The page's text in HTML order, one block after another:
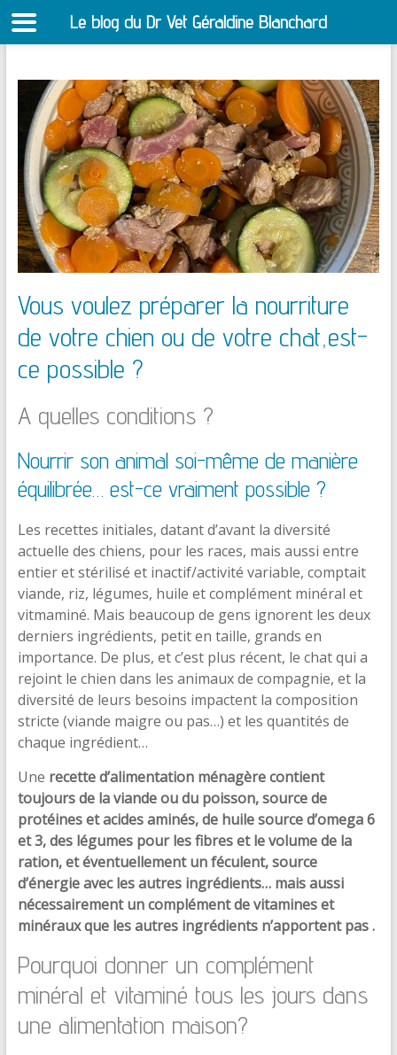
contenu
Vous voulez préparer la nourriture
de votre chien ou de votre chat,est-
ce possible ?
A quelles conditions ?
Nourrir son animal soi-même de manière
équilibrée… est-ce vraiment possible ?
Les recettes initiales, datant d’avant la diversité
actuelle des chiens, pour les races, mais aussi entre
entier et stérilisé et inactif/activité variable, comptait
viande, riz, légumes, huile et complément minéral et
vitmaminé. Mais beaucoup de gens ignorent les deux
derniers ingrédients, petit en taille, grands en
importance. De plus, et c’est plus récent, le chat qui a
rejoint le chien dans les animaux de compagnie, et la
diversité de leurs besoins impactent la composition
stricte (viande maigre ou pas…) et les quantités de
chaque ingrédient…
Une recette d’alimentation ménagère contient
toujours de la viande ou du poisson, source de
protéines et acides aminés, de huile source d’omega 6
et 3, des légumes pour les fibres et le volume de la
ration, et éventuellement un féculent, source
d’énergie avec les autres ingrédients… mais aussi
nécessairement un complément de vitamines et
minéraux que les autres ingrédients n’apportent pas .
Pourquoi donner un complément
minéral et vitaminé tous les jours dans
une alimentation maison?
Le blog du Dr Vet Géraldine Blanchard